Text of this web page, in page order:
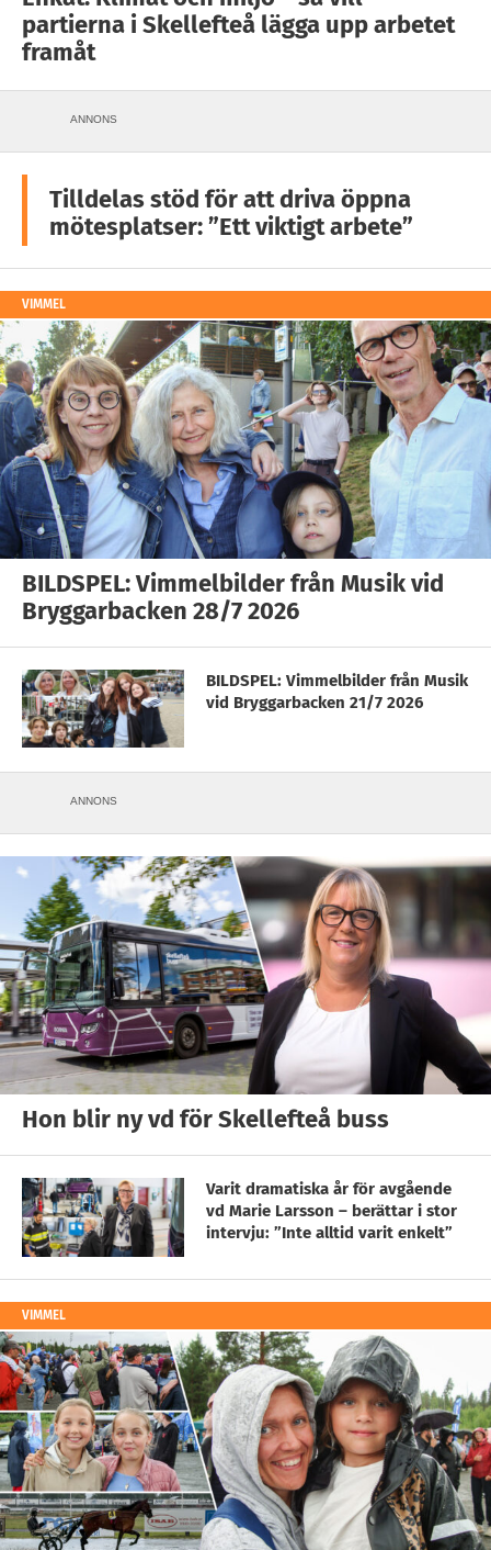
partierna i Skellefteå lägga upp arbetet
framåt
ANNONS
Tilldelas stöd för att driva öppna
mötesplatser: ”Ett viktigt arbete”
VIMMEL
BILDSPEL: Vimmelbilder från Musik vid
Bryggarbacken 28/7 2026
BILDSPEL: Vimmelbilder från Musik
vid Bryggarbacken 21/7 2026
ANNONS
Hon blir ny vd för Skellefteå buss
Varit dramatiska år för avgående
vd Marie Larsson – berättar i stor
intervju: ”Inte alltid varit enkelt”
VIMMEL